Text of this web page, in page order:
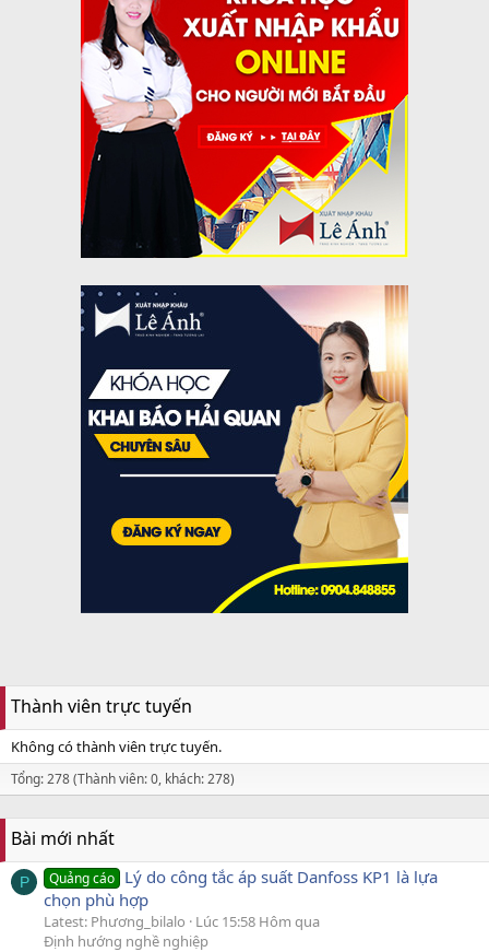
Thành viên trực tuyến
Không có thành viên trực tuyến.
Tổng: 278 (Thành viên: 0, khách: 278)
Bài mới nhất
P Quảng cáo Lý do công tắc áp suất Danfoss KP1 là lựa
chọn phù hợp
Latest: Phương_bilalo
Lúc 15:58 Hôm qua
Định hướng nghề nghiệp